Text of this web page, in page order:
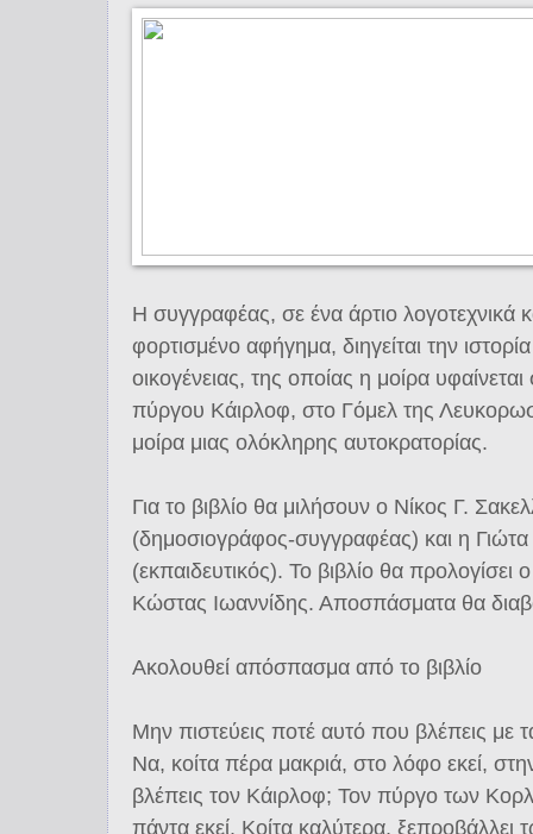
Η συγγραφέας, σε ένα άρτιο λογοτεχνικά
φορτισμένο αφήγημα, διηγείται την
οικογένειας, της οποίας η μοίρα
πύργου Κάιρλοφ, στο Γόμελ της
μοίρα μιας ολόκληρης αυτοκρατορίας.
Για το βιβλίο θα μιλήσουν ο Νίκος Γ.
(δημοσιογράφος-συγγραφέας) και η
(εκπαιδευτικός). Το βιβλίο θα
Κώστας Ιωαννίδης. Αποσπάσματα θα
Ακολουθεί απόσπασμα από το βιβλίο
Μην πιστεύεις ποτέ αυτό που βλέπεις με
Να, κοίτα πέρα μακριά, στο λόφο εκεί,
βλέπεις τον Κάιρλοφ; Τον πύργο των
πάντα εκεί. Κοίτα καλύτερα,